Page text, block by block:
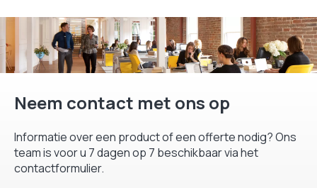
Neem contact met ons op
Informatie over een product of een offerte nodig? Ons
team is voor u 7 dagen op 7 beschikbaar via het
contactformulier.